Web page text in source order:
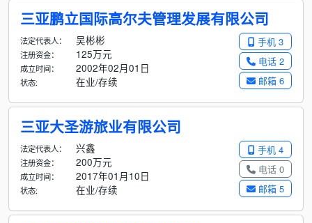
三亚鹏立国际高尔夫管理发展有限公司
手机 3
电话 2
邮箱 6
法定代表人： 吴彬彬
注册资金： 125万元
成立时间： 2002年02月01日
状态: 在业/存续
三亚大圣游旅业有限公司
手机 4
电话 0
邮箱 5
法定代表人： 兴鑫
注册资金： 200万元
成立时间： 2017年01月10日
状态: 在业/存续